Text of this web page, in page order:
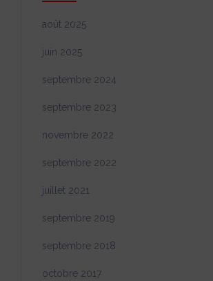
août 2025
juin 2025
septembre 2024
septembre 2023
novembre 2022
septembre 2022
juillet 2021
septembre 2019
septembre 2018
octobre 2017